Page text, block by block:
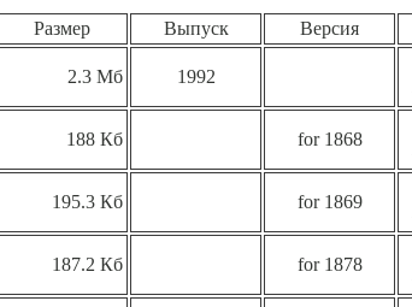
Размер Выпуск Версия
2.3 Мб 1992
188 Кб for 1868
195.3 Кб for 1869
187.2 Кб for 1878